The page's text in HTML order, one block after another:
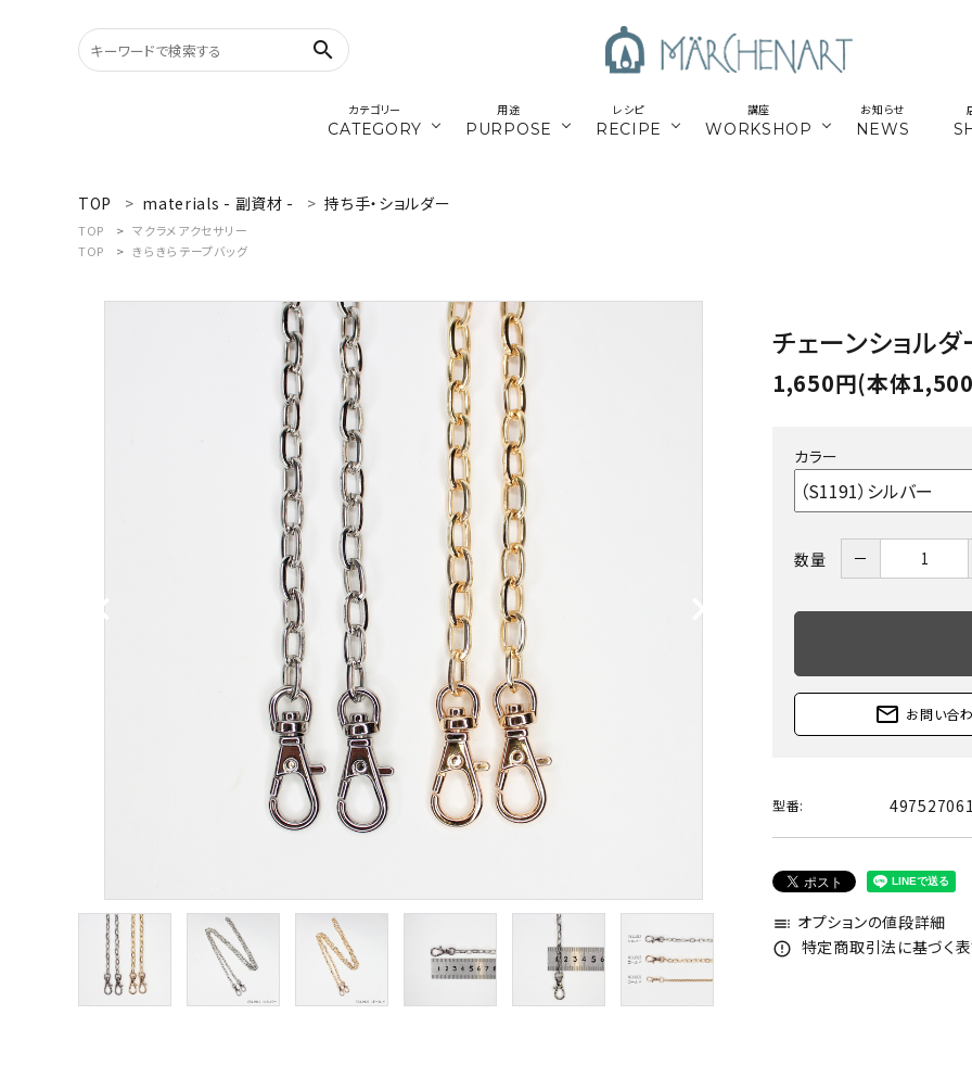
search
カテゴリー
CATEGORY
cords／ひも
recipe／ダウンロードレシピ
online course
用途
PURPOSE
シルバー
お得な業務用
レシピ
RECIPE
講座
WORKSHOP
お知らせ
NEWS
search
新規会員登録
TOP materials - 副資材 - 持ち手・ショルダー
TOP
マクラメアクセサリー
TOP
きらきらテープバッグ
チェーンショル
1,650円(本体
カラー
数量 －
mail_outline お問い合
型番:
toc オプションの値段詳細
error_outline 特定商取引法に基づく